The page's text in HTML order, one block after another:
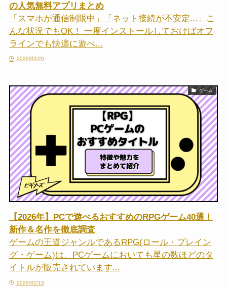
の人気無料アプリまとめ
「スマホが通信制限中」「ネット接続が不安定...」こ
んな状況でもOK！ 一度インストールしておけばオフ
ラインでも快適に遊べ...
2026/02/20
ゲーム
【2026年】PCで遊べるおすすめのRPGゲーム40選！
新作＆名作を徹底調査
ゲームの王道ジャンルであるRPG(ロール・プレイン
グ・ゲーム)は、PCゲームにおいても星の数ほどのタ
イトルが販売されています...
2026/02/19